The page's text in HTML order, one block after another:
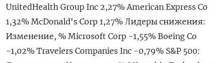
UnitedHealth Group Inc 2,27% American Express Co
1,32% McDonald's Corp 1,27% Лидеры снижения:
Изменение, % Microsoft Corp -1,55% Boeing Co
-1,02% Travelers Companies Inc -0,79% S&P 500: